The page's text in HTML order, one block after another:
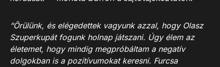
“Örülünk, és elégedettek vagyunk azzal, hogy Olasz
Szuperkupát fogunk holnap játszani. Úgy élem az
életemet, hogy mindig megpróbáltam a negatív
dolgokban is a pozitívumokat keresni. Furcsa